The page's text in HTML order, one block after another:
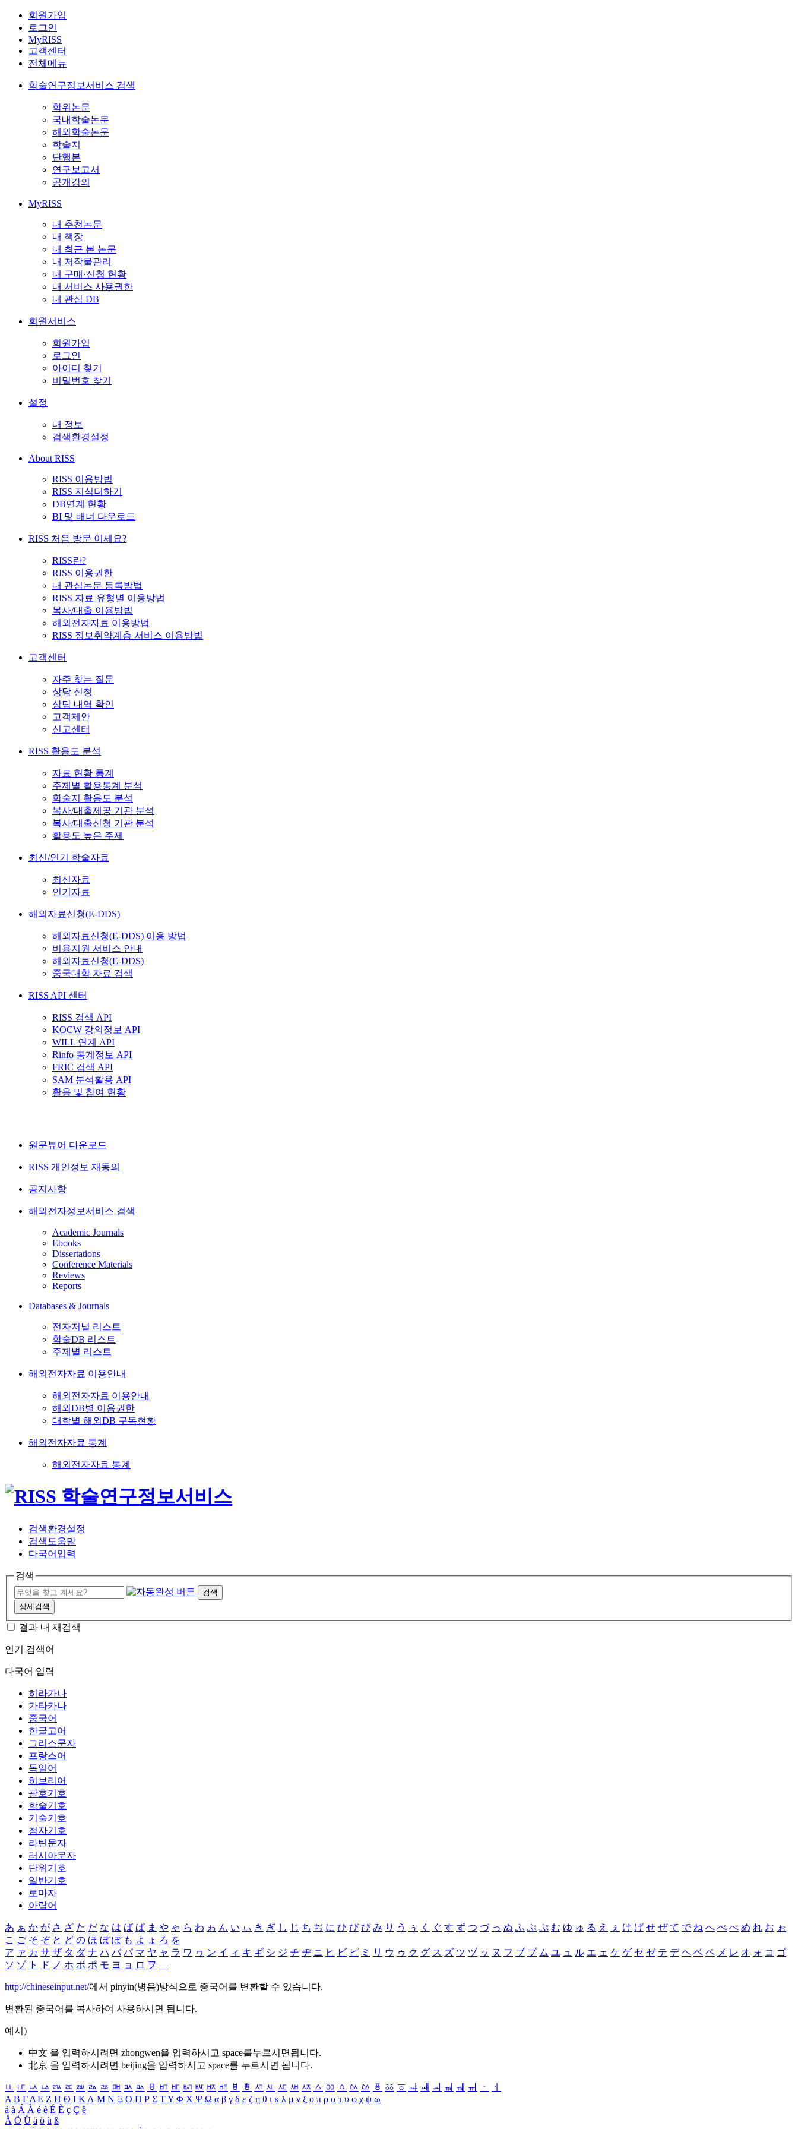
회원가입
로그인
MyRISS
고객센터
전체메뉴
학술연구정보서비스 검색
학위논문
국내학술논문
해외학술논문
학술지
단행본
연구보고서
공개강의
MyRISS
내 추천논문
내 책장
내 최근 본 논문
내 저작물관리
내 구매·신청 현황
내 서비스 사용권한
내 관심 DB
회원서비스
회원가입
로그인
아이디 찾기
비밀번호 찾기
설정
내 정보
검색환경설정
About RISS
RISS 이용방법
RISS 지식더하기
DB연계 현황
BI 및 배너 다운로드
RISS 처음 방문 이세요?
RISS란?
RISS 이용권한
내 관심논문 등록방법
RISS 자료 유형별 이용방법
복사/대출 이용방법
해외전자자료 이용방법
RISS 정보취약계층 서비스 이용방법
고객센터
자주 찾는 질문
상담 신청
상담 내역 확인
고객제안
신고센터
RISS 활용도 분석
자료 현황 통계
주제별 활용통계 분석
학술지 활용도 분석
복사/대출제공 기관 분석
복사/대출신청 기관 분석
활용도 높은 주제
최신/인기 학술자료
최신자료
인기자료
해외자료신청(E-DDS)
해외자료신청(E-DDS) 이용 방법
비용지원 서비스 안내
해외자료신청(E-DDS)
중국대학 자료 검색
RISS API 센터
RISS 검색 API
KOCW 강의정보 API
WILL 연계 API
Rinfo 통계정보 API
FRIC 검색 API
SAM 분석활용 API
활용 및 참여 현황
원문뷰어 다운로드
RISS 개인정보 재동의
공지사항
해외전자정보서비스 검색
Academic Journals
Ebooks
Dissertations
Conference Materials
Reviews
Reports
Databases & Journals
전자저널 리스트
학술DB 리스트
주제별 리스트
해외전자자료 이용안내
해외전자자료 이용안내
해외DB별 이용권한
대학별 해외DB 구독현황
해외전자자료 통계
해외전자자료 통계
검색환경설정
검색도움말
다국어입력
검색
검색
상세검색
결과 내 재검색
인기 검색어
다국어 입력
히라가나
가타카나
중국어
한글고어
그리스문자
프랑스어
독일어
히브리어
괄호기호
학술기호
기술기호
첨자기호
라틴문자
러시아문자
단위기호
일반기호
로마자
아랍어
あ ぁ か が さ ざ た だ な は ば ぱ ま や ゃ ら わ ゎ ん い ぃ き ぎ し じ ち ぢ に ひ び ぴ み り う ぅ く ぐ す ず つ づ っ ぬ ふ ぶ ぷ む ゆ ゅ る え ぇ け げ せ ぜ て で ね へ べ ぺ め れ お ぉ
こ ご そ ぞ と ど の ほ ぼ ぽ も よ ょ ろ を
ア ァ カ サ ザ タ ダ ナ ハ バ パ マ ヤ ャ ラ ワ ヮ ン イ ィ キ ギ シ ジ チ ヂ ニ ヒ ビ ピ ミ リ ウ ゥ ク グ ス ズ ツ ヅ ッ ヌ フ ブ プ ム ユ ュ ル エ ェ ケ ゲ セ ゼ テ デ ヘ ベ ペ メ レ オ ォ コ ゴ
ソ ゾ ト ド ノ ホ ボ ポ モ ヨ ョ ロ ヲ ―
http://chineseinput.net/에서 pinyin(병음)방식으로 중국어를 변환할 수 있습니다.
변환된 중국어를 복사하여 사용하시면 됩니다.
예시)
中文 을 입력하시려면 zhongwen을 입력하시고 space를누르시면됩니다.
北京 을 입력하시려면 beijing을 입력하시고 space를 누르시면 됩니다.
ㅥ ㅦ ㅧ ㅨ ㅩ ㅪ ㅫ ㅬ ㅭ ㅮ ㅯ ㅰ ㅱ ㅲ ㅳ ㅴ ㅵ ㅶ ㅷ ㅸ ㅹ ㅺ ㅻ ㅼ ㅽ ㅾ ㅿ ㆀ ㆁ ㆂ ㆃ ㆄ ㆅ ㆆ ㆇ ㆈ ㆉ ㆊ ㆋ ㆌ ㆍ
ㆎ
Α Β ΓΔ Ε Ζ Η Θ Ι ΚΛ Μ Ν Ξ Ο Π Ρ Σ ΤΥ Φ Χ Ψ Ω α β γ δ ε ζ η θ ι κ λ μ ν ξ ο π ρ σ τ υ φ χ ψ ω
á à Á À é è É È ç Ç ê
Ä Ö Ü ä ö ü ß